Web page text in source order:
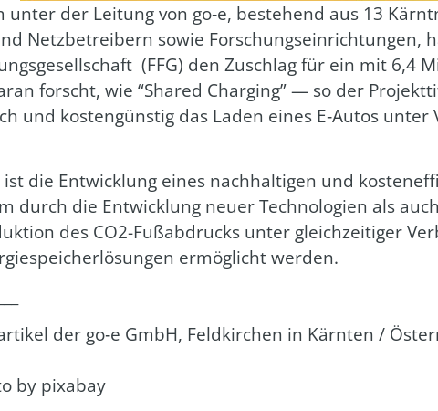
unter der Lei­tung von go‑e, bestehend aus 13
Netz­be­trei­bern sowie
(FFG) den Zuschlag für ein mit 6,4
forscht, wie “Shared Char­ging” — so der
und kos­ten­güns­tig das Laden eines E‑Autos
ist die Ent­wick­lung eines nach­hal­ti­gen und
durch die Ent­wick­lung neu­er Tech­no­lo­gien als
des CO2-Fuß­ab­drucks unter gleich­zei­ti­ger
ermög­licht wer­den.
der go‑e GmbH, Feld­kir­chen in Kärn­ten /
by pix­a­bay